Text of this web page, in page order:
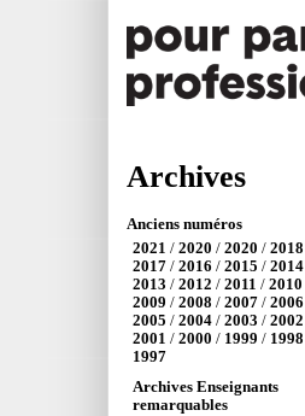
Archives
Anciens numéros
2021 / 2020 / 2020 / 2018
2017 / 2016 / 2015 / 2014
2013 / 2012 / 2011 / 2010
2009 / 2008 / 2007 / 2006
2005 / 2004 / 2003 / 2002
2001 / 2000 / 1999 / 1998
1997
Archives Enseignants
remarquables